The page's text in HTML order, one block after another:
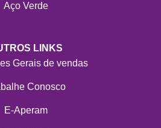
Aço Verde
LINKS
Gerais de vendas
Conosco
E-Aperam